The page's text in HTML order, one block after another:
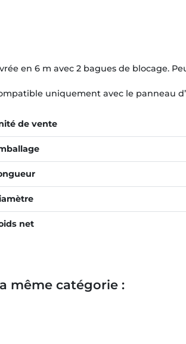
en 6 m avec 2 bagues de blocage.
uniquement avec le panneau
de vente
net
même catégorie :